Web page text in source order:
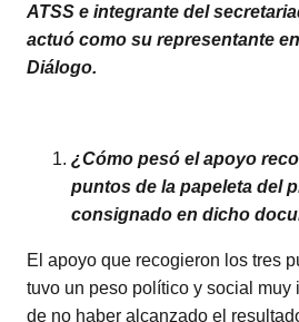
ATSS e integrante del
actuó como su representante
Diálogo.
¿Cómo pesó el apoyo
puntos de la papeleta del
consignado en dicho
El apoyo que recogieron los tres
tuvo un peso político y social muy
de no haber alcanzado el